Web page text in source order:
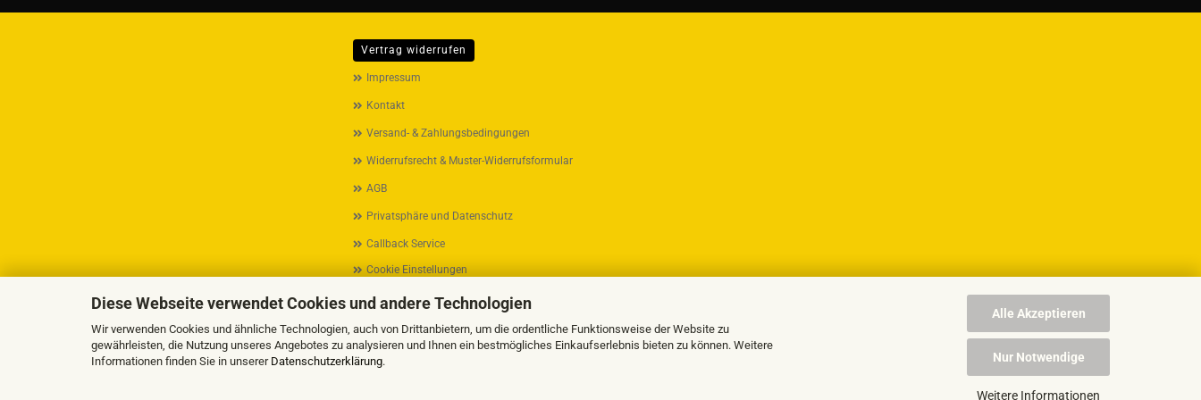
Diese Webseite verwendet Cookies und andere Technologien
Wir verwenden Cookies und ähnliche Technologien, auch von Drittanbietern, um die ordentliche Funktionsweise der Website zu
gewährleisten, die Nutzung unseres Angebotes zu analysieren und Ihnen ein bestmögliches Einkaufserlebnis bieten zu können. Weitere
Informationen finden Sie in unserer Datenschutzerklärung.
Alle Akzeptieren
Nur Notwendige
Weitere Informationen
MEHR ÜBER...
Impressum
Kontakt
Versand- & Zahlungsbedingungen
Widerrufsrecht & Muster-Widerrufsformular
AGB
Privatsphäre und Datenschutz
Callback Service
Cookie Einstellungen
Vertrag widerrufen